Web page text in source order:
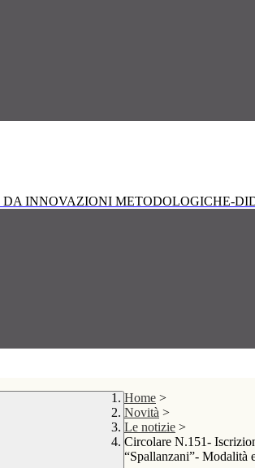
INNOVAZIONI METODOLOGICHE-
Home >
Novità >
Le notizie >
Circolare N.151-
“Spallanzani”- Modalità